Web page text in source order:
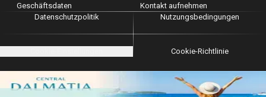
Geschäftsdaten Kontakt aufnehmen
Datenschutzpolitik Nutzungsbedingungen
Cookie-Richtlinie